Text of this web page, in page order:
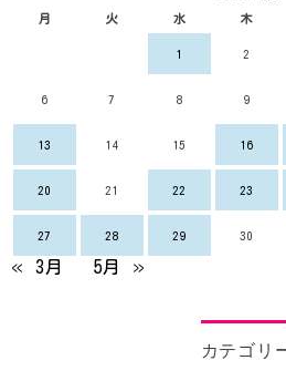
月 火 水 木
1 2
6 7 8 9
13 14 15 16
20 21 22 23
27 28 29 30
« 3月 5月 »
カテゴリ